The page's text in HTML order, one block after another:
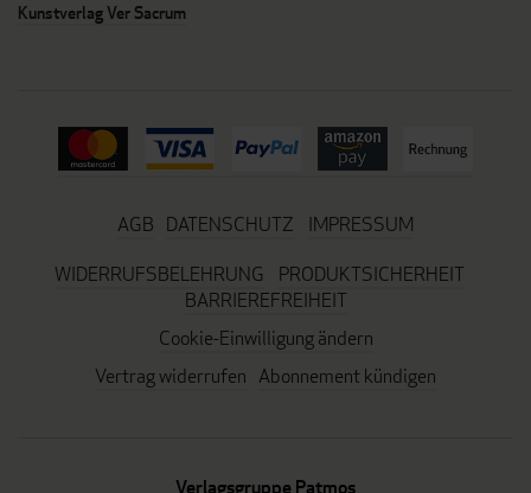
Kunstverlag Ver Sacrum
AGB DATENSCHUTZ
IMPRESSUM
WIDERRUFSBELEHRUNG
PRODUKTSICHERHEIT
BARRIEREFREIHEIT
Cookie-Einwilligung ändern
Vertrag widerrufen Abonnement kündigen
Verlagsgruppe Patmos